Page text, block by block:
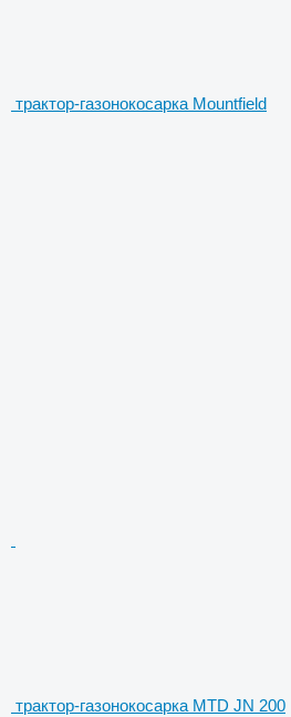
трактор-газонокосарка Mountfield
трактор-газонокосарка MTD JN 200